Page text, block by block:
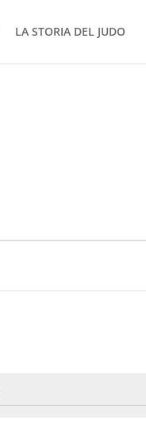
LA STORIA DEL JUDO